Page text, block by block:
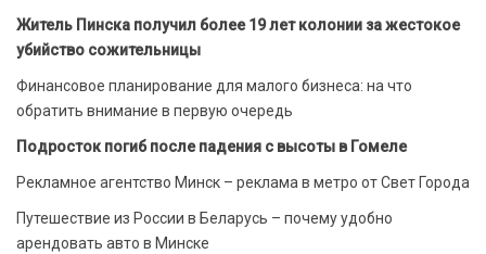
Житель Пинска получил более 19 лет колонии за жестокое
убийство сожительницы
Финансовое планирование для малого бизнеса: на что
обратить внимание в первую очередь
Подросток погиб после падения с высоты в Гомеле
Рекламное агентство Минск – реклама в метро от Свет Города
Путешествие из России в Беларусь – почему удобно
арендовать авто в Минске